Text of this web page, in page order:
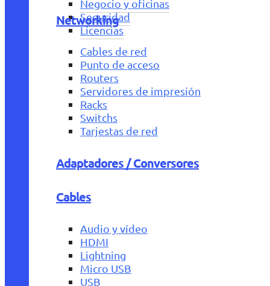
Negocio y oficinas
Seguridad
Licencias
Networking
Cables de red
Punto de acceso
Routers
Servidores de impresión
Racks
Switchs
Tarjestas de red
Adaptadores / Conversores
Cables
Audio y vídeo
HDMI
Lightning
Micro USB
USB